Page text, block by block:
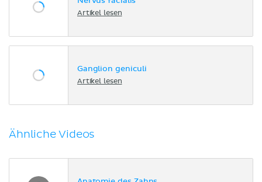
Artikel lesen
Ganglion geniculi
Artikel lesen
Ähnliche Videos